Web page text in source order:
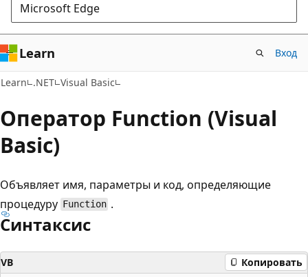
Microsoft Edge
Learn Вход
Learn .NET Visual Basic
Оператор Function (Visual
Basic)
Объявляет имя, параметры и код, определяющие
процедуру Function .
Синтаксис
VB Копировать